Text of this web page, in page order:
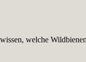
welche